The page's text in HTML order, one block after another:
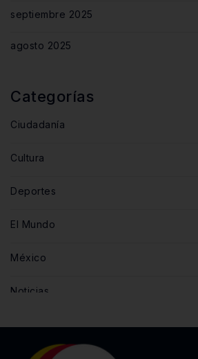
septiembre 2025
agosto 2025
Categorías
Ciudadanía
Cultura
Deportes
El Mundo
México
Noticias